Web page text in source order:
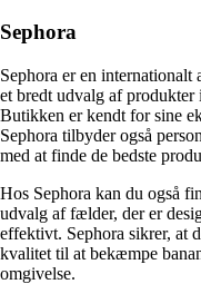
Sephora
Sephora er en
et bredt udvalg af
Butikken er kendt for sine
Sephora tilbyder også
med at finde de bedste
Hos Sephora kan du også
udvalg af fælder, der er
effektivt. Sephora sikrer, at
kvalitet til at bekæmpe
omgivelse.